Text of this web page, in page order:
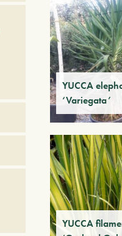
YUCCA
‘Variegata’
YUCCA